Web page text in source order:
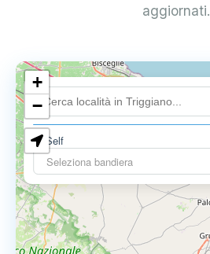
aggiornati.
Self
Seleziona bandiera
4
+
−